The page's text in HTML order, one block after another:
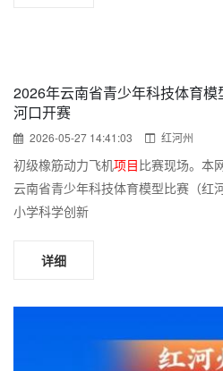
2026年云南省青少年科技体育
河口开赛
2026-05-27 14:41:03 红河州
初级橡筋动力飞机项目比赛现场。本
云南省青少年科技体育模型比赛（红
小学科学创新
详细